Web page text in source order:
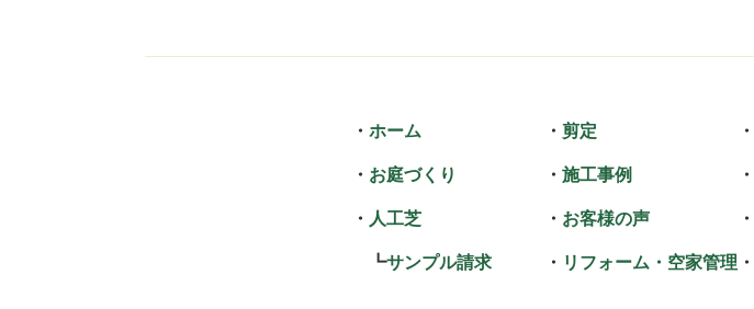
ホーム
お庭づくり
人工芝
サンプル請求
剪定
施工事例
お客様の声
リフォーム・空家管理